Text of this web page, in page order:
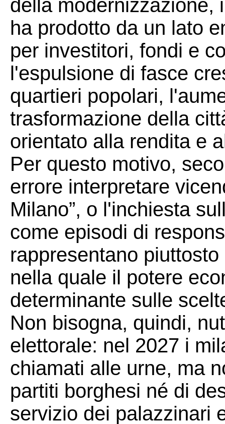
della modernizzazione,
ha prodotto da un lato
per investitori, fondi e
l'espulsione di fasce
quartieri popolari,
trasformazione della
orientato alla rendita e
Per questo motivo,
errore interpretare
Milano”, o l'inchiesta
come episodi di
rappresentano
nella quale il potere
determinante sulle
Non bisogna, quindi,
elettorale: nel 2027 i
chiamati alle urne, ma
partiti borghesi né di
servizio dei palazzinari